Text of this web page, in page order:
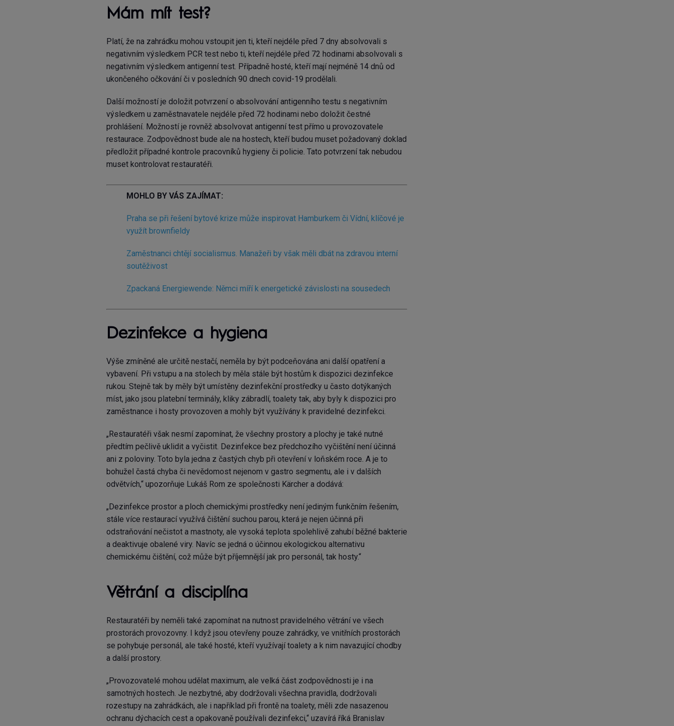
Mám mít test?
Platí, že na zahrádku mohou vstoupit jen ti, kteří nejdéle před 7 dny absolvovali s
negativním výsledkem PCR test nebo ti, kteří nejdéle před 72 hodinami absolvovali s
negativním výsledkem antigenní test. Případně hosté, kteří mají nejméně 14 dnů od
ukončeného očkování či v posledních 90 dnech covid-19 prodělali.
Další možností je doložit potvrzení o absolvování antigenního testu s negativním
výsledkem u zaměstnavatele nejdéle před 72 hodinami nebo doložit čestné
prohlášení. Možností je rovněž absolvovat antigenní test přímo u provozovatele
restaurace. Zodpovědnost bude ale na hostech, kteří budou muset požadovaný doklad
předložit případné kontrole pracovníků hygieny či policie. Tato potvrzení tak nebudou
muset kontrolovat restauratéři.
MOHLO BY VÁS ZAJÍMAT:
Praha se při řešení bytové krize může inspirovat Hamburkem či Vídní, klíčové je
využít brownfieldy
Zaměstnanci chtějí socialismus. Manažeři by však měli dbát na zdravou interní
soutěživost
Zpackaná Energiewende: Němci míří k energetické závislosti na sousedech
Dezinfekce a hygiena
Výše zmíněné ale určitě nestačí, neměla by být podceňována ani další opatření a
vybavení. Při vstupu a na stolech by měla stále být hostům k dispozici dezinfekce
rukou. Stejně tak by měly být umístěny dezinfekční prostředky u často dotýkaných
míst, jako jsou platební terminály, kliky zábradlí, toalety tak, aby byly k dispozici pro
zaměstnance i hosty provozoven a mohly být využívány k pravidelné dezinfekci.
„Restauratéři však nesmí zapomínat, že všechny prostory a plochy je také nutné
předtím pečlivě uklidit a vyčistit. Dezinfekce bez předchozího vyčištění není účinná
ani z poloviny. Toto byla jedna z častých chyb při otevření v loňském roce. A je to
bohužel častá chyba či nevědomost nejenom v gastro segmentu, ale i v dalších
odvětvích,“ upozorňuje Lukáš Rom ze společnosti Kärcher a dodává:
„Dezinfekce prostor a ploch chemickými prostředky není jediným funkčním řešením,
stále více restaurací využívá čištění suchou parou, která je nejen účinná při
odstraňování nečistot a mastnoty, ale vysoká teplota spolehlivě zahubí běžné bakterie
a deaktivuje obalené viry. Navíc se jedná o účinnou ekologickou alternativu
chemickému čištění, což může být příjemnější jak pro personál, tak hosty.“
Větrání a disciplína
Restauratéři by neměli také zapomínat na nutnost pravidelného větrání ve všech
prostorách provozovny. I když jsou otevřeny pouze zahrádky, ve vnitřních prostorách
se pohybuje personál, ale také hosté, kteří využívají toalety a k nim navazující chodby
a další prostory.
„Provozovatelé mohou udělat maximum, ale velká část zodpovědnosti je i na
samotných hostech. Je nezbytné, aby dodržovali všechna pravidla, dodržovali
rozestupy na zahrádkách, ale i například při frontě na toalety, měli zde nasazenou
ochranu dýchacích cest a opakovaně používali dezinfekci,“ uzavírá říká Branislav